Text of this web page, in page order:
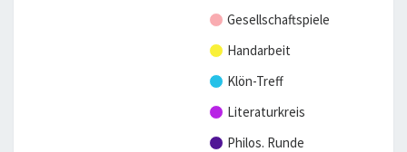
Gesellschaftspiele
Handarbeit
Klön-Treff
Literaturkreis
Philos. Runde